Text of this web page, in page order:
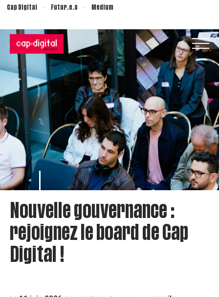
Cap Digital Futur.e.s Medium
Nouvelle gouvernance :
rejoignez le board de Cap
Digital !